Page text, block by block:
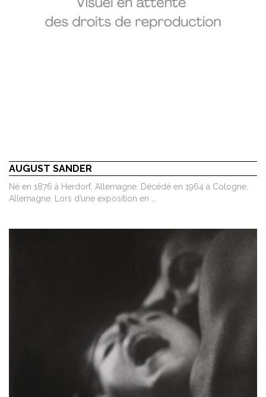
AUGUST SANDER
Né en 1876 à Herdorf, Allemagne. Décédé en 1964 à Cologne,
Allemagne. Lors d’une exposition en …